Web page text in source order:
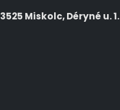
3525 Miskolc, Déryné u. 1.